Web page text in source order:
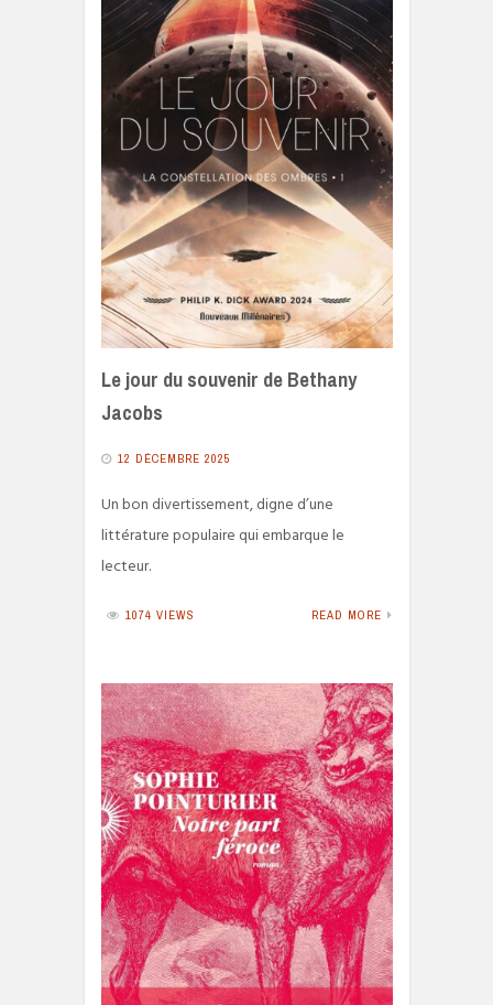
Le jour du souvenir de Bethany
Jacobs
12 DÉCEMBRE 2025
Un bon divertissement, digne d’une
littérature populaire qui embarque le
lecteur.
1074 VIEWS READ MORE